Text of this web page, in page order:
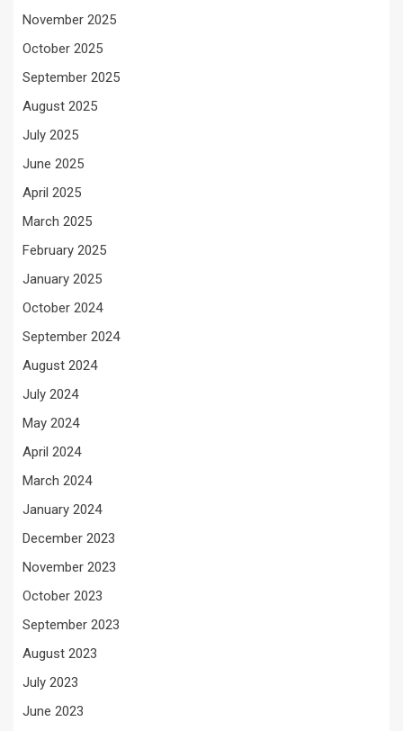
November 2025
October 2025
September 2025
August 2025
July 2025
June 2025
April 2025
March 2025
February 2025
January 2025
October 2024
September 2024
August 2024
July 2024
May 2024
April 2024
March 2024
January 2024
December 2023
November 2023
October 2023
September 2023
August 2023
July 2023
June 2023